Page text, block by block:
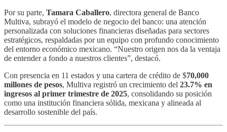
Por su parte, Tamara Caballero, directora general de Banco
Multiva, subrayó el modelo de negocio del banco: una atención
personalizada con soluciones financieras diseñadas para sectores
estratégicos, respaldadas por un equipo con profundo conocimiento
del entorno económico mexicano. “Nuestro origen nos da la ventaja
de entender a fondo a nuestros clientes”, destacó.
Con presencia en 11 estados y una cartera de crédito de $70,000
millones de pesos, Multiva registró un crecimiento del 23.7% en
ingresos al primer trimestre de 2025, consolidando su posición
como una institución financiera sólida, mexicana y alineada al
desarrollo sostenible del país.